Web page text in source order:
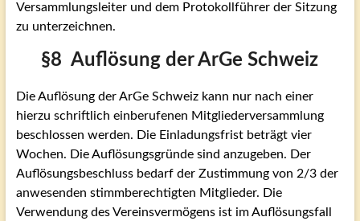
Versammlungsleiter und dem Protokollführer der Sitzung
zu unterzeichnen.
§8 Auflösung der ArGe Schweiz
Die Auflösung der ArGe Schweiz kann nur nach einer
hierzu schriftlich einberufenen Mitgliederversammlung
beschlossen werden. Die Einladungsfrist beträgt vier
Wochen. Die Auflösungsgründe sind anzugeben. Der
Auflösungsbeschluss bedarf der Zustimmung von 2/3 der
anwesenden stimmberechtigten Mitglieder. Die
Verwendung des Vereinsvermögens ist im Auflösungsfall